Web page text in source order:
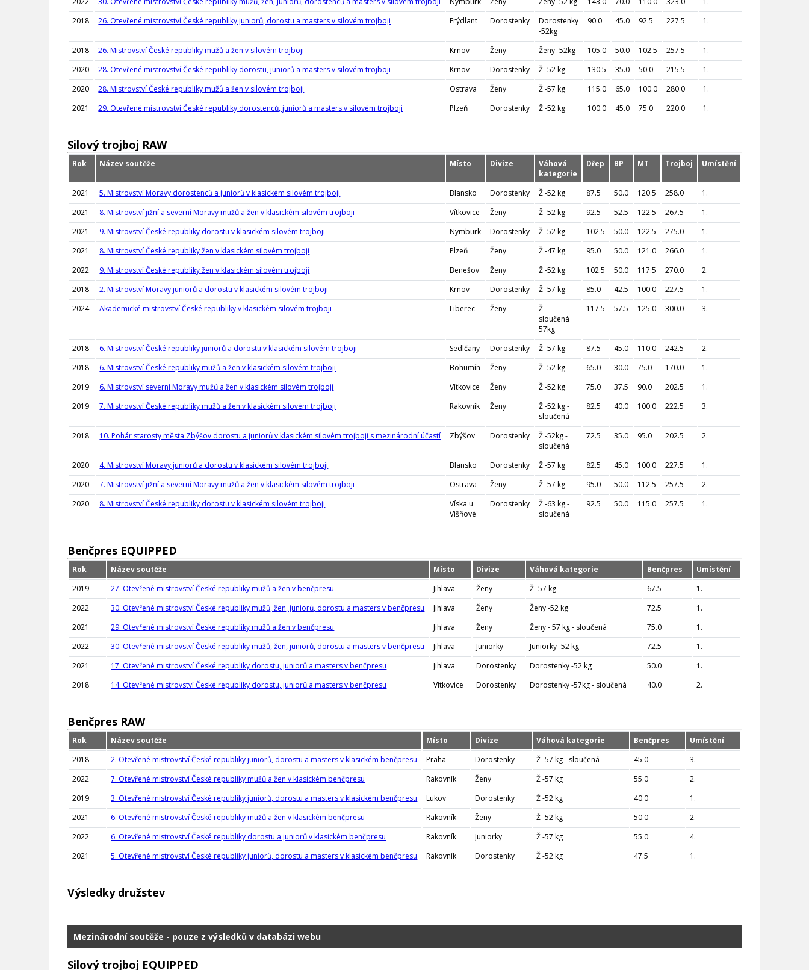
2018
26. Otevřené mistrovství České republiky juniorů, dorostu a masters v silovém trojboji Frýdlant Dorostenky
Dorostenky
-52kg
90.0 45.0 92.5 227.5 1.
2018 26. Mistrovství České republiky mužů a žen v silovém trojboji Krnov Ženy Ženy -52kg 105.0 50.0 102.5 257.5
1.
2020
28. Otevřené mistrovství České republiky dorostu, juniorů a masters v silovém trojboji Krnov Dorostenky Ž -52 kg 130.5 35.0 50.0 215.5
1.
2020
28. Mistrovství České republiky mužů a žen v silovém trojboji Ostrava Ženy Ž -57 kg 115.0 65.0 100.0 280.0
1.
2021
29. Otevřené mistrovství České republiky dorostenců, juniorů a masters v silovém trojboji Plzeň Dorostenky Ž -52 kg 100.0 45.0 75.0 220.0 1.
Silový trojboj RAW
Rok Název soutěže Místo Divize
Váhová
kategorie
Dřep BP MT Trojboj Umístění
2021 5. Mistrovství Moravy dorostenců a juniorů v klasickém silovém trojboji Blansko Dorostenky Ž -52 kg 87.5 50.0 120.5 258.0
1.
2021
8. Mistrovství jižní a severní Moravy mužů a žen v klasickém silovém trojboji Vítkovice Ženy Ž -52 kg 92.5 52.5 122.5 267.5
1.
2021
9. Mistrovství České republiky dorostu v klasickém silovém trojboji Nymburk Dorostenky Ž -52 kg 102.5 50.0 122.5 275.0
1.
2021
8. Mistrovství České republiky žen v klasickém silovém trojboji Plzeň Ženy Ž -47 kg 95.0 50.0 121.0 266.0
1.
2022
9. Mistrovství České republiky žen v klasickém silovém trojboji Benešov Ženy Ž -52 kg 102.5 50.0 117.5 270.0
2.
2018
2. Mistrovství Moravy juniorů a dorostu v klasickém silovém trojboji Krnov Dorostenky Ž -57 kg 85.0 42.5 100.0 227.5
1.
2024
Akademické mistrovství České republiky v klasickém silovém trojboji Liberec Ženy
Ž -
sloučená
57kg
117.5 57.5 125.0 300.0 3.
2018 6. Mistrovství České republiky juniorů a dorostu v klasickém silovém trojboji Sedlčany Dorostenky Ž -57 kg 87.5 45.0 110.0 242.5
2.
2018
6. Mistrovství České republiky mužů a žen v klasickém silovém trojboji Bohumín Ženy Ž -52 kg 65.0 30.0 75.0 170.0
1.
2019
6. Mistrovství severní Moravy mužů a žen v klasickém silovém trojboji Vítkovice Ženy Ž -52 kg 75.0 37.5 90.0 202.5
1.
2019
7. Mistrovství České republiky mužů a žen v klasickém silovém trojboji Rakovník Ženy
Ž -52 kg -
sloučená
82.5 40.0 100.0 222.5 3.
2018 10. Pohár starosty města Zbýšov dorostu a juniorů v klasickém silovém trojboji s mezinárodní účastí Zbýšov Dorostenky
Ž -52kg -
sloučená
72.5 35.0 95.0 202.5 2.
2020 4. Mistrovství Moravy juniorů a dorostu v klasickém silovém trojboji Blansko Dorostenky Ž -57 kg 82.5 45.0 100.0 227.5
1.
2020
7. Mistrovství jižní a severní Moravy mužů a žen v klasickém silovém trojboji Ostrava Ženy Ž -57 kg 95.0 50.0 112.5 257.5
2.
2020
8. Mistrovství České republiky dorostu v klasickém silovém trojboji
Víska u
Višňové
Dorostenky
Ž -63 kg -
sloučená
92.5 50.0 115.0 257.5 1.
Benčpres EQUIPPED
Rok Název soutěže Místo Divize Váhová kategorie Benčpres
Umístění
2019
27. Otevřené mistrovství České republiky mužů a žen v benčpresu Jihlava Ženy Ž -57 kg 67.5
1.
2022
30. Otevřené mistrovství České republiky mužů, žen, juniorů, dorostu a masters v benčpresu Jihlava Ženy Ženy -52 kg 72.5
1.
2021
29. Otevřené mistrovství České republiky mužů a žen v benčpresu Jihlava Ženy Ženy - 57 kg - sloučená 75.0
1.
2022
30. Otevřené mistrovství České republiky mužů, žen, juniorů, dorostu a masters v benčpresu Jihlava Juniorky Juniorky -52 kg 72.5
1.
2021
17. Otevřené mistrovství České republiky dorostu, juniorů a masters v benčpresu Jihlava Dorostenky Dorostenky -52 kg 50.0
1.
2018
14. Otevřené mistrovství České republiky dorostu, juniorů a masters v benčpresu Vítkovice Dorostenky Dorostenky -57kg - sloučená 40.0 2.
Benčpres RAW
Rok Název soutěže Místo Divize Váhová kategorie Benčpres
Umístění
2018
2. Otevřené mistrovství České republiky juniorů, dorostu a masters v klasickém benčpresu Praha Dorostenky Ž -57 kg - sloučená 45.0
3.
2022
7. Otevřené mistrovství České republiky mužů a žen v klasickém benčpresu Rakovník Ženy Ž -57 kg 55.0
2.
2019
3. Otevřené mistrovství České republiky juniorů, dorostu a masters v klasickém benčpresu Lukov Dorostenky Ž -52 kg 40.0
1.
2021
6. Otevřené mistrovství České republiky mužů a žen v klasickém benčpresu Rakovník Ženy Ž -52 kg 50.0
2.
2022
6. Otevřené mistrovství České republiky dorostu a juniorů v klasickém benčpresu Rakovník Juniorky Ž -57 kg 55.0
4.
2021
5. Otevřené mistrovství České republiky juniorů, dorostu a masters v klasickém benčpresu Rakovník Dorostenky Ž -52 kg 47.5 1.
Výsledky družstev
Mezinárodní soutěže - pouze z výsledků v databázi webu
Silový trojboj EQUIPPED